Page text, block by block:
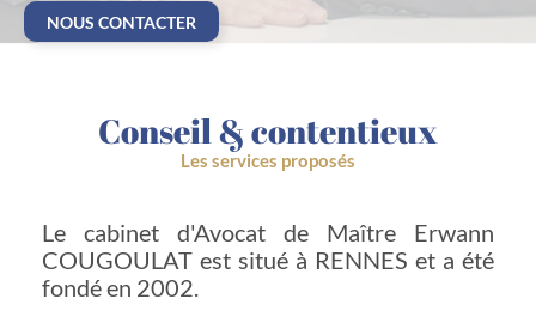
NOUS CONTACTER
Conseil & contentieux
Les services proposés
Le cabinet d'Avocat de Maître Erwann
COUGOULAT est situé à RENNES et a été
fondé en 2002.